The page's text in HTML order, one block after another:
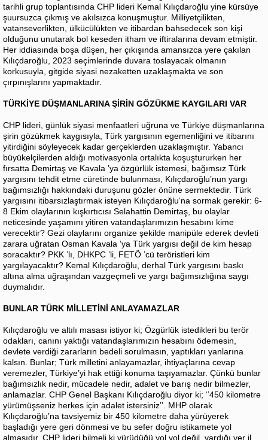
tarihli grup toplantısında CHP lideri Kemal Kılıçdaroğlu yine kürsüye
şuursuzca çıkmış ve akılsızca konuşmuştur. Milliyetçilikten,
vatanseverlikten, ülkücülükten ve itibardan bahsedecek son kişi
olduğunu unutarak bol keseden itham ve iftiralarına devam etmiştir.
Her iddiasında boşa düşen, her çıkışında amansızca yere çakılan
Kılıçdaroğlu, 2023 seçimlerinde duvara toslayacak olmanın
korkusuyla, gitgide siyasi nezaketten uzaklaşmakta ve son
çırpınışlarını yapmaktadır.
TÜRKİYE DÜŞMANLARINA ŞİRİN GÖZÜKME KAYGILARI VAR
CHP lideri, günlük siyasi menfaatleri uğruna ve Türkiye düşmanlarına
şirin gözükmek kaygısıyla, Türk yargısının egemenliğini ve itibarını
yitirdiğini söyleyecek kadar gerçeklerden uzaklaşmıştır. Yabancı
büyükelçilerden aldığı motivasyonla ortalıkta koşuştururken her
fırsatta Demirtaş ve Kavala ’ya özgürlük istemesi, bağımsız Türk
yargısını tehdit etme cüretinde bulunması, Kılıçdaroğlu’nun yargı
bağımsızlığı hakkındaki duruşunu gözler önüne sermektedir. Türk
yargısını itibarsızlaştırmak isteyen Kılıçdaroğlu‘na sormak gerekir: 6-
8 Ekim olaylarının kışkırtıcısı Selahattin Demirtaş, bu olaylar
neticesinde yaşamını yitiren vatandaşlarımızın hesabını kime
verecektir? Gezi olaylarını organize şekilde manipüle ederek devleti
zarara uğratan Osman Kavala ‘ya Türk yargısı değil de kim hesap
soracaktır? PKK ’lı, DHKPC ’li, FETÖ ’cü teröristleri kim
yargılayacaktır? Kemal Kılıçdaroğlu, derhal Türk yargısını baskı
altına alma uğraşından vazgeçmeli ve yargı bağımsızlığına saygı
duymalıdır.
BUNLAR TÜRK MİLLETİNİ ANLAYAMAZLAR
Kılıçdaroğlu ve altılı masası istiyor ki; Özgürlük istedikleri bu terör
odakları, canını yaktığı vatandaşlarımızın hesabını ödemesin,
devlete verdiği zararların bedeli sorulmasın, yaptıkları yanlarına
kalsın. Bunlar; Türk milletini anlayamazlar, ihtiyaçlarına cevap
veremezler, Türkiye’yi hak ettiği konuma taşıyamazlar. Çünkü bunlar
bağımsızlık nedir, mücadele nedir, adalet ve barış nedir bilmezler,
anlamazlar. CHP Genel Başkanı Kılıçdaroğlu diyor ki; ‘’450 kilometre
yürümüşseniz herkes için adalet istersiniz’’. MHP olarak
Kılıçdaroğlu’na tavsiyemiz bir 450 kilometre daha yürüyerek
başladığı yere geri dönmesi ve bu sefer doğru istikamete yol
almasıdır. CHP lideri bilmeli ki yürüdüğü yol yol değil, vardığı yer il